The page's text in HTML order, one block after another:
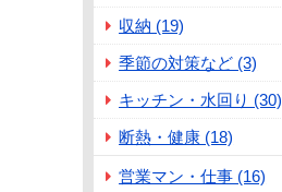
収納 (19)
季節の対策など (3)
キッチン・水回り (30)
断熱・健康 (18)
営業マン・仕事 (16)